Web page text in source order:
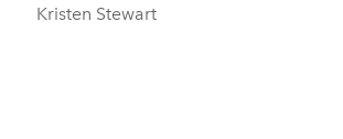
Kristen Stewart